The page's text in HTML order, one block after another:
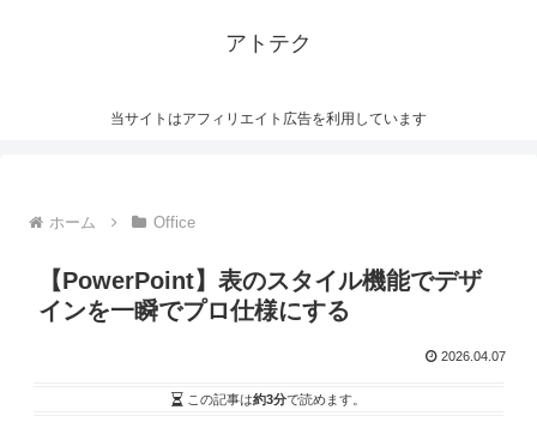
アトテク
当サイトはアフィリエイト広告を利用しています
ホーム Office
【PowerPoint】表のスタイル機能でデザ
インを一瞬でプロ仕様にする
2026.04.07
この記事は約3分で読めます。